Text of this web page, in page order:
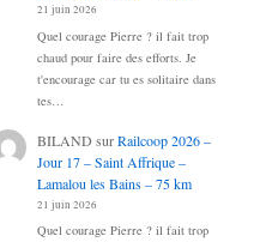
21 juin 2026
Quel courage Pierre ? il fait trop
chaud pour faire des efforts. Je
t'encourage car tu es solitaire dans
tes…
BILAND surRailcoop 2026 –
Jour 17 – Saint Affrique –
Lamalou les Bains – 75 km
21 juin 2026
Quel courage Pierre ? il fait trop